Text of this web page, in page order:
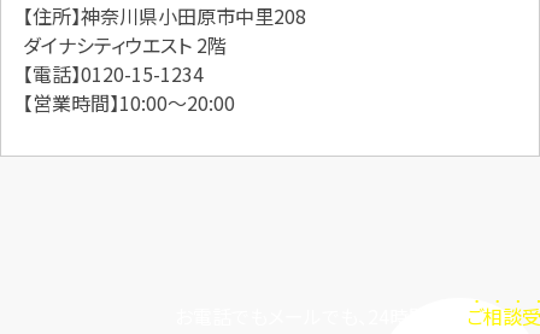
【住所】神奈川県小田原市中里208
ダイナシティウエスト 2階
【電話】0120-15-1234
【営業時間】10:00～20:00
ご相談